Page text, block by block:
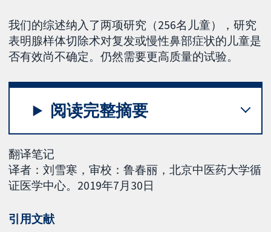
我们的综述纳入了两项研究（256名儿童），研究
表明腺样体切除术对复发或慢性鼻部症状的儿童是
否有效尚不确定。仍然需要更高质量的试验。
阅读完整摘要
翻译笔记
译者：刘雪寒，审校：鲁春丽，北京中医药大学循
证医学中心。2019年7月30日
引用文献